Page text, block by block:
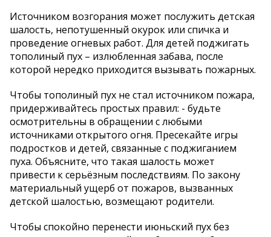
Источником возгорания может послужить детская
шалость, непотушенный окурок или спичка и
проведение огневых работ. Для детей поджигать
тополиный пух – излюбленная забава, после
которой нередко приходится вызывать пожарных.
Чтобы тополиный пух не стал источником пожара,
придерживайтесь простых правил: - будьте
осмотрительны в обращении с любыми
источниками открытого огня. Пресекайте игры
подростков и детей, связанные с поджиганием
пуха. Объясните, что такая шалость может
привести к серьёзным последствиям. По закону
материальный ущерб от пожаров, вызванных
детской шалостью, возмещают родители.
Чтобы спокойно перенести июньский пух без